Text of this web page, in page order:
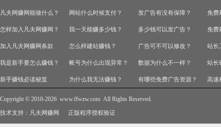
凡夫网赚网能做什么？
怎样加入凡夫网赚网？
加入凡夫网赚网条款
我是新手要怎么赚钱？
新手赚钱必读秘笈
网站什么时候支付？
我一天能赚多少钱？
怎么样建站赚钱？
帐号为什么出现异常？
为什么我无法赚钱？
发广告有没有保障？
多少钱可以发广告？
广告可不可以修改？
数据为什么不一样？
有哪些免费广告资源？
免费
免费
站长
站长
高速
Copyright © 2010-2026 www.ffwzw.com All Rights Reserved.
技术支持： 凡夫网赚网 正版程序授权验证